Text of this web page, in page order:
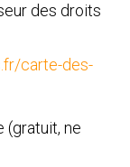
des droits
carte-des-
(gratuit, ne